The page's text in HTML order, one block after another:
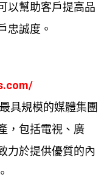
以幫助客戶提高品
忠誠度。
具規模的媒體集團
，包括電視、廣
力於提供優質的內